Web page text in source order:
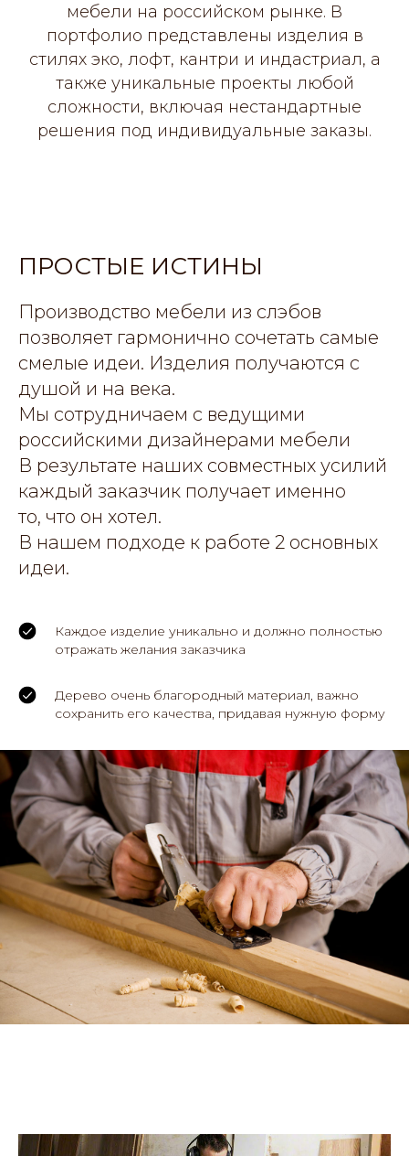
мебели на российском рынке. В
портфолио представлены изделия в
стилях эко, лофт, кантри и индастриал, а
также уникальные проекты любой
сложности, включая нестандартные
решения под индивидуальные заказы.
ПРОСТЫЕ ИСТИНЫ
Производство мебели из слэбов
позволяет гармонично сочетать самые
смелые идеи. Изделия получаются с
душой и на века.
Мы сотрудничаем с ведущими
российскими дизайнерами мебели
В результате наших совместных усилий
каждый заказчик получает именно
то, что он хотел.
В нашем подходе к работе 2 основных
идеи.
Каждое изделие уникально и должно полностью
отражать желания заказчика
Дерево очень благородный материал, важно
сохранить его качества, придавая нужную форму